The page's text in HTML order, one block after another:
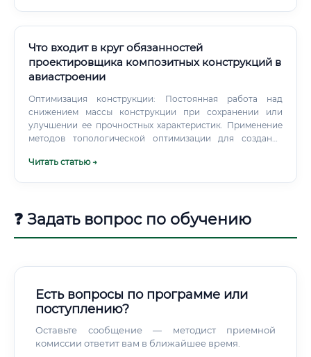
Что входит в круг обязанностей
проектировщика композитных конструкций в
авиастроении
Оптимизация конструкции: Постоянная работа над
снижением массы конструкции при сохранении или
улучшении ее прочностных характеристик. Применение
методов топологической оптимизации для создания
Читать статью →
❓ Задать вопрос по обучению
Есть вопросы по программе или
поступлению?
Оставьте сообщение — методист приемной
комиссии ответит вам в ближайшее время.